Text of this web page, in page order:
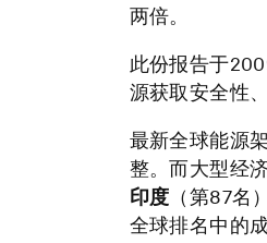
两倍。
此份报告于
源获取安全性
最新全球能源
整。而大型经
印度 （第87名
全球排名中的